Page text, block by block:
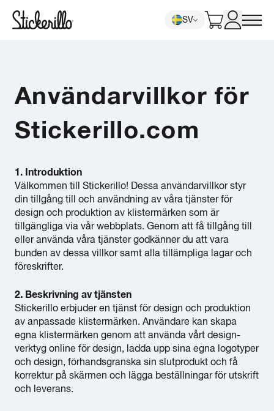
SV
Användarvillkor för
Stickerillo.com
1. Introduktion
Välkommen till Stickerillo! Dessa användarvillkor styr
din tillgång till och användning av våra tjänster för
design och produktion av klistermärken som är
tillgängliga via vår webbplats. Genom att få tillgång till
eller använda våra tjänster godkänner du att vara
bunden av dessa villkor samt alla tillämpliga lagar och
föreskrifter.
2. Beskrivning av tjänsten
Stickerillo erbjuder en tjänst för design och produktion
av anpassade klistermärken. Användare kan skapa
egna klistermärken genom att använda vårt design-
verktyg online för design, ladda upp sina egna logotyper
och design, förhandsgranska sin slutprodukt och få
korrektur på skärmen och lägga beställningar för utskrift
och leverans.